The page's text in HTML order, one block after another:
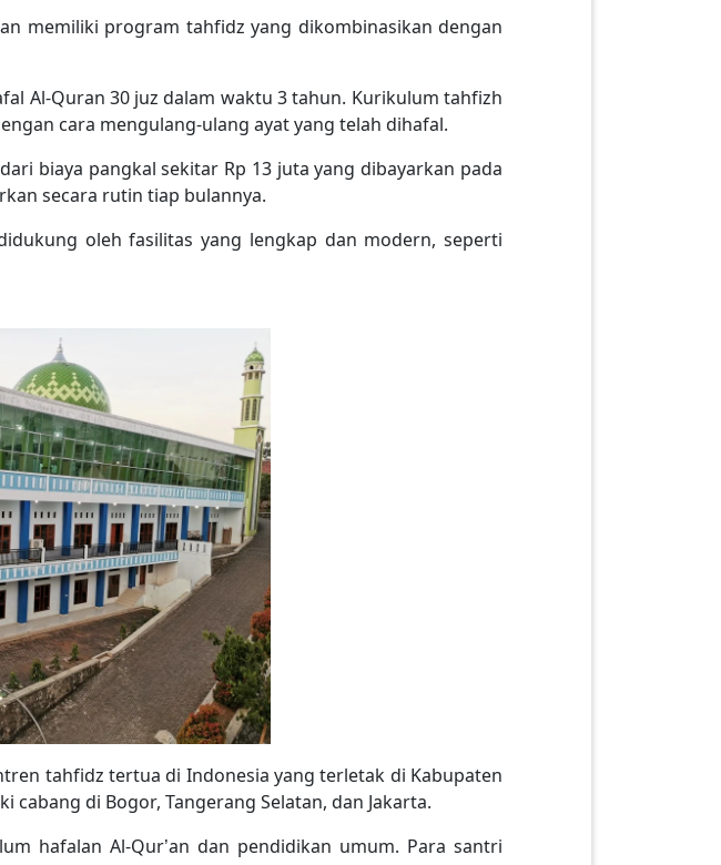
memiliki program tahfidz yang dikombinasikan dengan
Al-Quran 30 juz dalam waktu 3 tahun. Kurikulum tahfizh
cara mengulang-ulang ayat yang telah dihafal.
biaya pangkal sekitar Rp 13 juta yang dibayarkan pada
secara rutin tiap bulannya.
oleh fasilitas yang lengkap dan modern, seperti
tahfidz tertua di Indonesia yang terletak di Kabupaten
cabang di Bogor, Tangerang Selatan, dan Jakarta.
hafalan Al-Qur’an dan pendidikan umum. Para santri